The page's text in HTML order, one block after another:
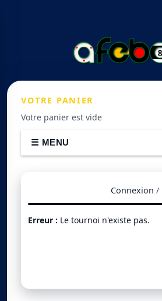
VOTRE PANIER
Votre panier est vide
☰ MENU
Connexion /
Erreur : Le tournoi n'existe pas.